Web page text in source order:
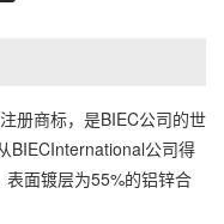
册商标，是BIEC公司的世
BIECInternational公司得
面镀层为55%的铝锌合